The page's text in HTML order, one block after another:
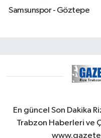
Samsunspor - Göztepe
En güncel Son Dakika
Trabzon Haberleri ve